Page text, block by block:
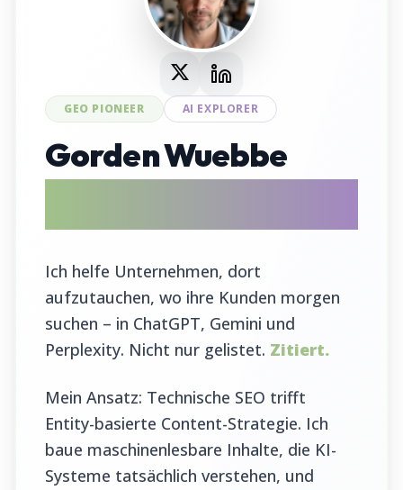
GEO PIONEER AI EXPLORER
Gorden Wuebbe
Ich helfe Unternehmen, dort
aufzutauchen, wo ihre Kunden morgen
suchen – in ChatGPT, Gemini und
Perplexity. Nicht nur gelistet. Zitiert.
Mein Ansatz: Technische SEO trifft
Entity-basierte Content-Strategie. Ich
baue maschinenlesbare Inhalte, die KI-
Systeme tatsächlich verstehen, und